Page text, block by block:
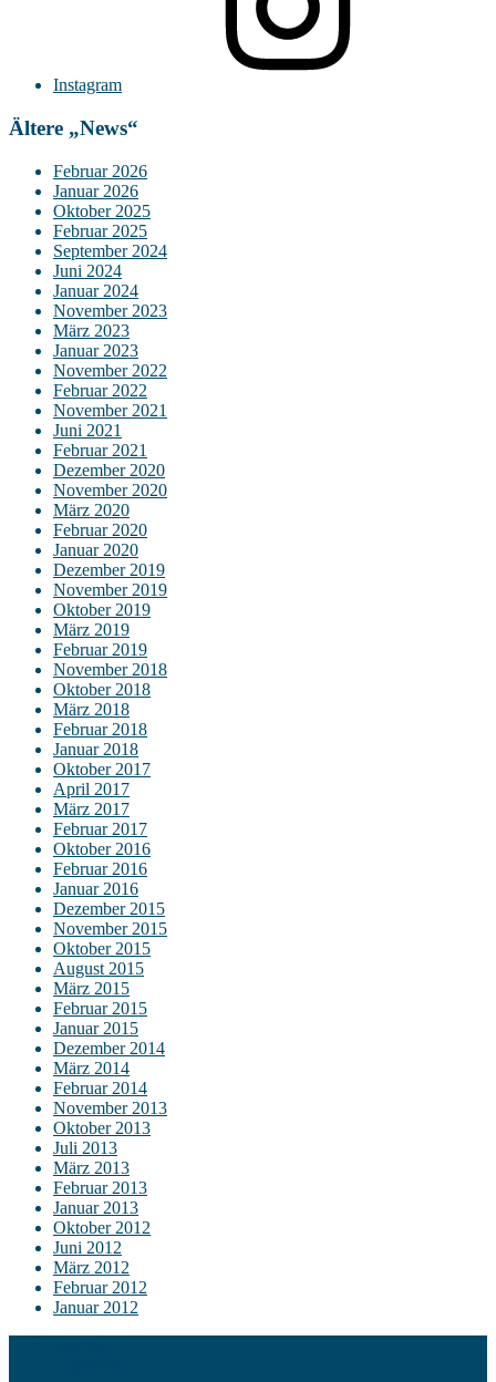
Instagram
Ältere „News“
Februar 2026
Januar 2026
Oktober 2025
Februar 2025
September 2024
Juni 2024
Januar 2024
November 2023
März 2023
Januar 2023
November 2022
Februar 2022
November 2021
Juni 2021
Februar 2021
Dezember 2020
November 2020
März 2020
Februar 2020
Januar 2020
Dezember 2019
November 2019
Oktober 2019
März 2019
Februar 2019
November 2018
Oktober 2018
März 2018
Februar 2018
Januar 2018
Oktober 2017
April 2017
März 2017
Februar 2017
Oktober 2016
Februar 2016
Januar 2016
Dezember 2015
November 2015
Oktober 2015
August 2015
März 2015
Februar 2015
Januar 2015
Dezember 2014
März 2014
Februar 2014
November 2013
Oktober 2013
Juli 2013
März 2013
Februar 2013
Januar 2013
Oktober 2012
Juni 2012
März 2012
Februar 2012
Januar 2012